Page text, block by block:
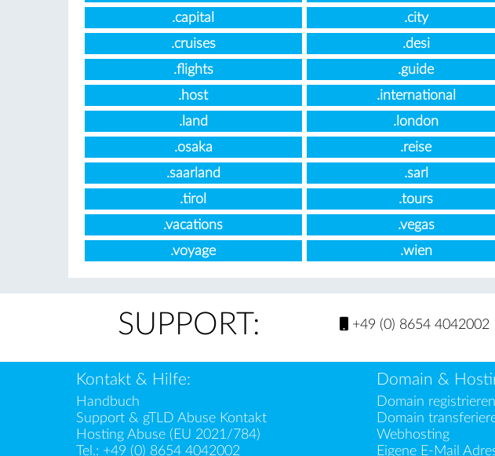
.capital
.city
.cruises
.desi
.flights
.guide
.host
.international
.land
.london
.osaka
.reise
.saarland
.sarl
.tirol
.tours
.vacations
.vegas
.voyage
.wien
SUPPORT: +49 (0) 8654 4042002
Kontakt & Hilfe:
Handbuch
Support & gTLD Abuse Kontakt
Hosting Abuse (EU 2021/784)
Tel.: +49 (0) 8654 4042002
Domain &
Domain registrieren
Domain
Webhosting
Eigene E-Mail